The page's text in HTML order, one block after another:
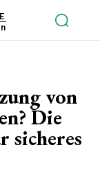
von
Die
sicheres